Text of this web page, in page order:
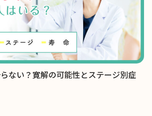
ない？寛解の可能性とステージ別症